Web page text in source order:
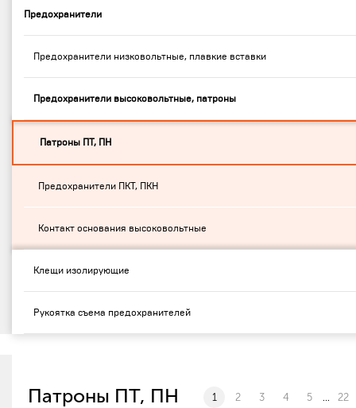
Предохранители
Предохранители низковольтные, плавкие вставки
Предохранители высоковольтные, патроны
Патроны ПТ, ПН
Предохранители ПКТ, ПКН
Контакт основания высоковольтные
Клещи изолирующие
Рукоятка съема предохранителей
1 2 3 4 5 ... 22
Патроны ПТ, ПН